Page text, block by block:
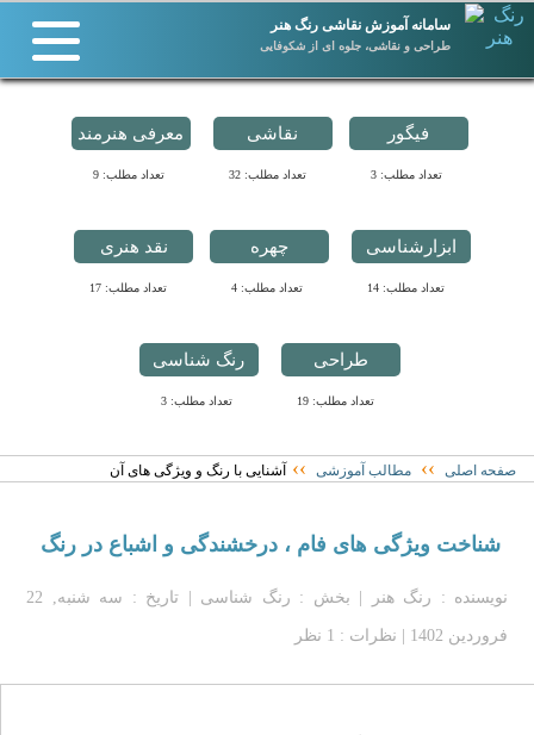
سامانه آموزش نقاشی رنگ هنر
طراحی و نقاشی، جلوه ای از شکوفایی
فیگور
تعداد مطلب: 3
نقاشی
تعداد مطلب: 32
معرفی هنرمند
تعداد مطلب: 9
ابزارشناسی
تعداد مطلب: 14
چهره
تعداد مطلب: 4
نقد هنری
تعداد مطلب: 17
طراحی
تعداد مطلب: 19
رنگ شناسی
تعداد مطلب: 3
صفحه اصلی ›› مطالب آموزشی ›› آشنایی با رنگ و ویژگی های آن
شناخت ویژگی های فام ، درخشندگی و اشباع در رنگ
نویسنده : رنگ هنر | بخش : رنگ شناسی | تاریخ : سه شنبه, 22
فروردین 1402 | نظرات : 1 نظر